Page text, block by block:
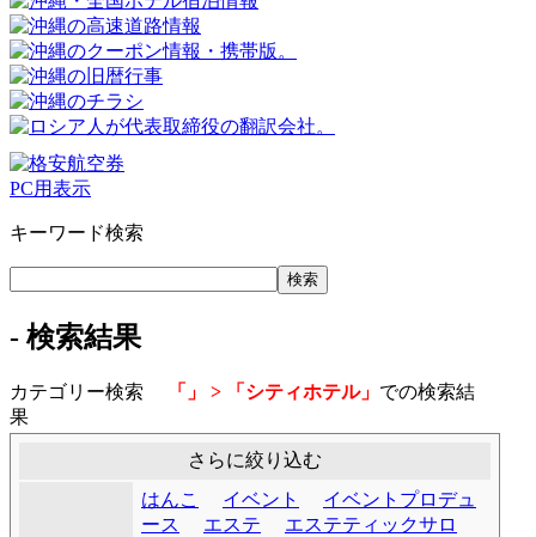
PC用表示
キーワード検索
- 検索結果
カテゴリー検索 「」 > 「シティホテル」 での検索結
果
さらに絞り込む
はんこ イベント
イベントプロデュ
ース
エステ
エステティックサロ